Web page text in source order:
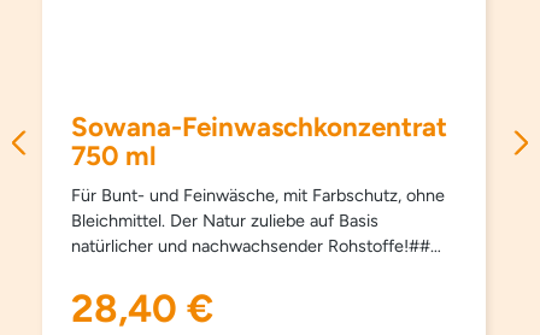
Sowana-Feinwaschkonzentrat
750 ml
Für Bunt- und Feinwäsche, mit Farbschutz, ohne
Bleichmittel. Der Natur zuliebe auf Basis
natürlicher und nachwachsender Rohstoffe!##
schonend und sanft, schon ab 15°C und hält
Kleidungsstücke länger schön. Kein Weichspüler
Regulärer Preis:
28,40 €